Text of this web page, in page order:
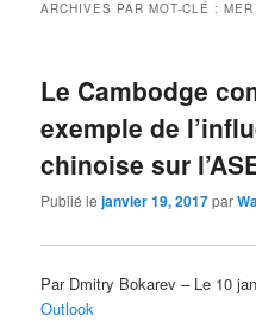
ARCHIVES PAR MOT-CLÉ :
Le Cambodge
exemple de
chinoise sur
Publié lejanvier 19, 2017par
Par Dmitry Bokarev – Le 10
Outlook